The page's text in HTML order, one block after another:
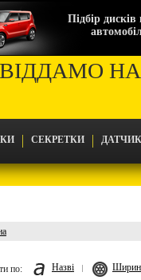
Підбір дисків
СЕКРЕТКИ
по:
Назві